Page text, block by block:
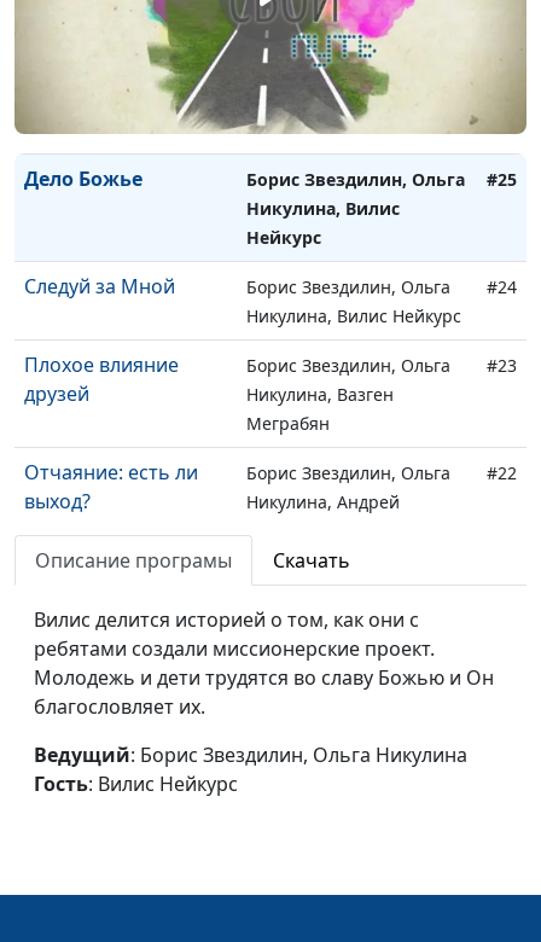
Иванова
Зачем я хожу в
Сергей Парфенов, Размик
Меликбекян, Наталья
Булатова
Дело Божье
Борис Звездилин, Ольга
Никулина, Вилис
Нейкурс
#25
Следуй за Мной
Борис Звездилин, Ольга
Никулина, Вилис Нейкурс
#24
Плохое влияние
друзей
Борис Звездилин, Ольга
Никулина, Вазген
Меграбян
#23
Отчаяние: есть ли
выход?
Борис Звездилин, Ольга
Никулина, Андрей
Карганов
#22
Доверие Богу и
беспечность
Сергей Парфенов, Вилина
Парфенова, Даниил
#21
Бог и мои планы
Борис Звездилин, Ольга
Ронжина
#20
Я не боюсь говорить
Нелюбовь к себе
Борис Звездилин, Сергей
#18
Описание програмы Скачать
Вилис делится историей о том, как они с
ребятами создали миссионерские проект.
Молодежь и дети трудятся во славу Божью и Он
благословляет их.
Ведущий: Борис Звездилин, Ольга Никулина
Гость: Вилис Нейкурс